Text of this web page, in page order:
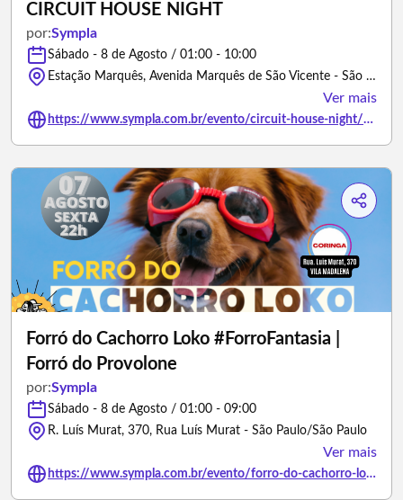
CIRCUIT HOUSE NIGHT
por:Sympla
Sábado - 8 de Agosto / 01:00 - 10:00
Estação Marquês, Avenida Marquês de São Vicente - São Paulo/São Paulo
Ver mais
https://www.sympla.com.br/evento/circuit-house-night/3462076
Forró do Cachorro Loko #ForroFantasia |
Forró do Provolone
por:Sympla
Sábado - 8 de Agosto / 01:00 - 09:00
R. Luís Murat, 370, Rua Luís Murat - São Paulo/São Paulo
Ver mais
https://www.sympla.com.br/evento/forro-do-cachorro-loko-forrofantasia-forro-do-provolone/3475426